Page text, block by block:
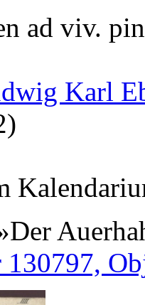
ad viv.
Karl